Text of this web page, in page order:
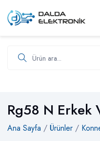
Rg58 N Erkek
Ana Sayfa / Ürünler /